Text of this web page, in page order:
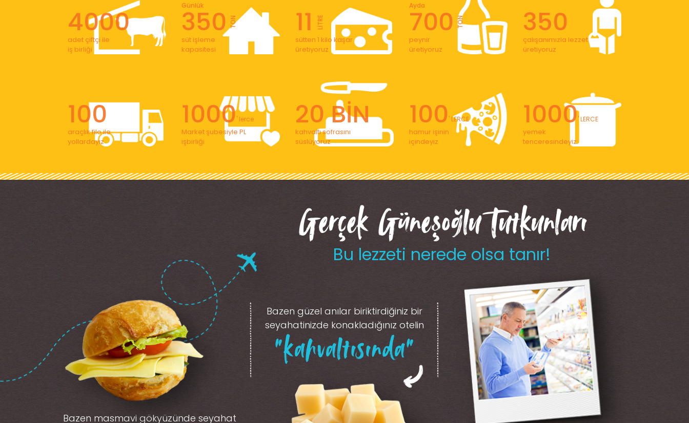
4000
adet çiftçi ile
iş birliği
350
Günlük
TON
süt işleme
kapasitesi
11 LİTRE
sütten 1 kilo kaşar
üretiyoruz
700
Ayda
TON
peynir
üretiyoruz
350
çalışanımızla lezzet
üretiyoruz
100
araçlık filo ile
yollardayız
1000' lerce
Market şubesiyle PL
işbirliği
20 BİN
kahvaltı sofrasını
süslüyoruz
100' LERCE
hamur işinin
içindeyiz
1000' LERCE
yemek
tenceresindeyiz
Gerçek Güneşoğlu Tutkunları
Bu lezzeti nerede olsa tanır!
Bazen masmavi gökyüzünde seyahat
Bazen güzel anılar biriktirdiğiniz bir
seyahatinizde konakladığınız otelin
“kahvaltısında”